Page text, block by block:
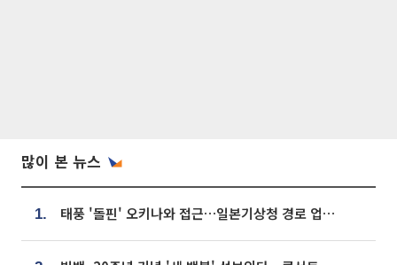
많이 본 뉴스
1. 태풍 '돌핀' 오키나와 접근…일본기상청 경로 업데이트